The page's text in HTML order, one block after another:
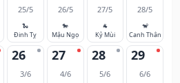
25/5
🐍
Đinh Tỵ
26/5
🐎
Mậu Ngọ
27/5
🐐
Kỷ Mùi
28/5
🐒
Canh Thân
26
3/6
27
4/6
28
5/6
29
6/6